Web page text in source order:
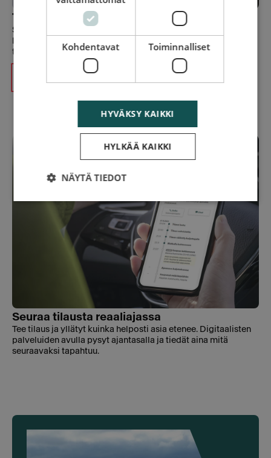
Tilaa hinaus-ja tiepalvelu netissä
Soittamisen sijaan voit tehdä tilauksen verkossa. Tilaus
lähetetään automaattisesti lähimmälle hinaus- ja
tiepalveluautolle.
Seuraa tilausta reaaliajassa
Tee tilaus ja yllätyt kuinka helposti asia etenee. Digitaalisten
palveluiden avulla pysyt ajantasalla ja tiedät aina mitä
seuraavaksi tapahtuu.
Kohdentavat Toiminnalliset
HYVÄKSY KAIKKI
HYLKÄÄ KAIKKI
NÄYTÄ TIEDOT